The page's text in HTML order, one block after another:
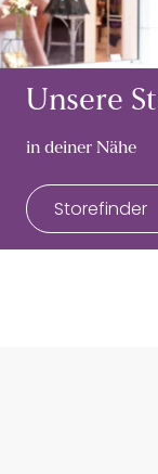
Unsere
in deiner Nähe
Storefinder